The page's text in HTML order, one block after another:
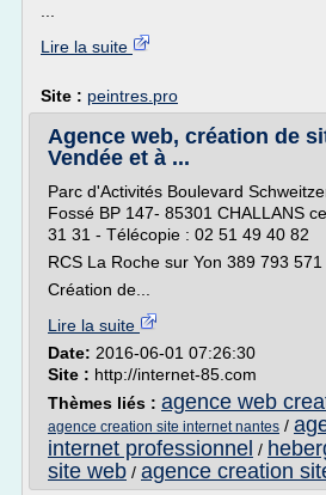
Lire la suite
Site : peintres.pro
Agence web, création de
Vendée et à ...
Parc d'Activités Boulevard
Fossé BP 147- 85301 CHALLANS
31 31 - Télécopie : 02 51 49 40 82
RCS La Roche sur Yon 389 793
Création de...
Lire la suite
Date: 2016-06-01 07:26:30
Site : http://internet-85.com
Thèmes liés : agence web
agence creation site internet nantes /
internet professionnel /
site web / agence creation